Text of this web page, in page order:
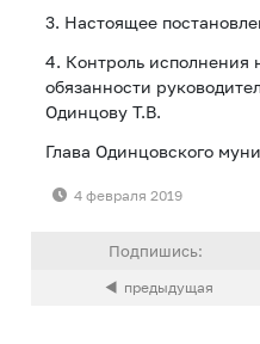
3. Настоящее
4. Контроль исполнения
обязанности
Одинцову Т.В.
Глава
4 февраля 2019